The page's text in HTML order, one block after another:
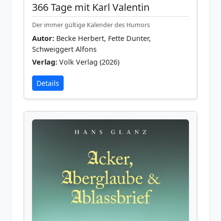
366 Tage mit Karl Valentin
Der immer gültige Kalender des Humors
Autor: Becke Herbert, Fette Dunter,
Schweiggert Alfons
Verlag: Volk Verlag (2026)
Details